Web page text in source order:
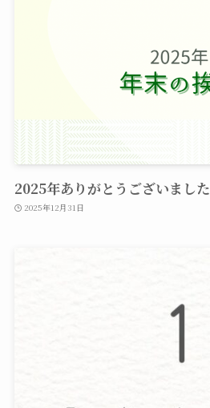
2025年ありがとうございました
2025年12月31日